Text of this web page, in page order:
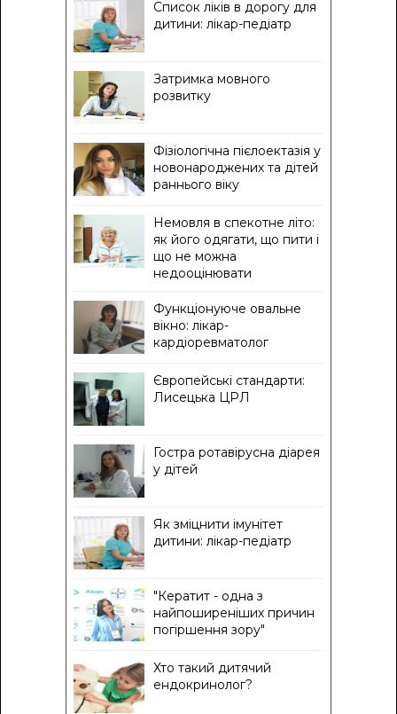
Список ліків в дорогу для
дитини: лікар-педіатр
Затримка мовного
розвитку
Фізіологічна пієлоектазія у
новонароджених та дітей
раннього віку
Немовля в спекотне літо:
як його одягати, що пити і
що не можна
недооцінювати
Функціонуюче овальне
вікно: лікар-
кардіоревматолог
Європейські стандарти:
Лисецька ЦРЛ
Гостра ротавірусна діарея
у дітей
Як зміцнити імунітет
дитини: лікар-педіатр
"Кератит - одна з
найпоширеніших причин
погіршення зору"
Хто такий дитячий
ендокринолог?